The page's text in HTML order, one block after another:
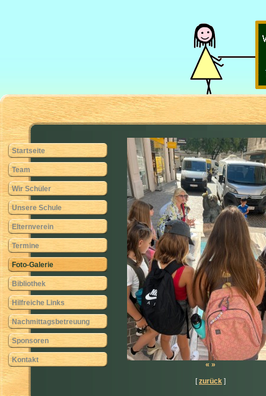
Startseite
Team
Wir Schüler
Unsere Schule
Elternverein
Termine
Foto-Galerie
Bibliothek
Hilfreiche Links
Nachmittagsbetreuung
Sponsoren
Kontakt
« »
[zurück ]